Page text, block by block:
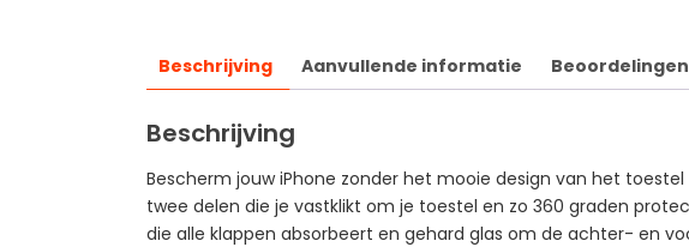
Beschrijving Aanvullende informatie
Beschrijving
Bescherm jouw iPhone zonder het mooie design van het
twee delen die je vastklikt om je toestel en zo 360 graden
die alle klappen absorbeert en gehard glas om de achter- en